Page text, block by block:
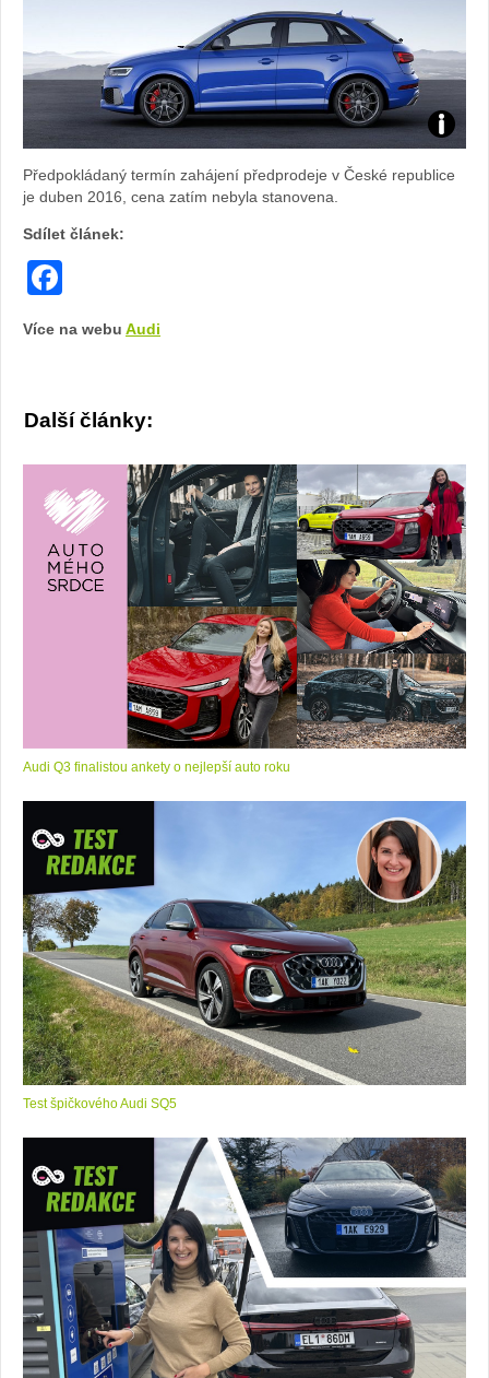
Zdroj:
Předpokládaný termín zahájení předprodeje v České republice
je duben 2016, cena zatím nebyla stanovena.
Sdílet článek:
Více na webu Audi
Další články:
Audi Q3 finalistou ankety o nejlepší auto roku
Test špičkového Audi SQ5